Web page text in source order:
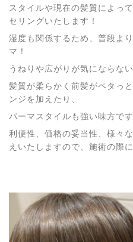
スタイルや現在の髪質によっ
セリングいたします！
湿度も関係するため、普段よ
マ！
うねりや広がりが気にならな
髪質が柔らかく前髪がペタっ
ンジを加えたり、
パーマスタイルも強い味方です
利便性、価格の妥当性、様々
えいたしますので、施術の際